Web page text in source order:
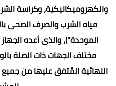
والكهروميكانيكية، وكراسة
مياه الشرب والصرف الصحى
الموحدة")، والذى أعده
مختلف الجهات ذات الصلة
النهائية المُتفق عليها من